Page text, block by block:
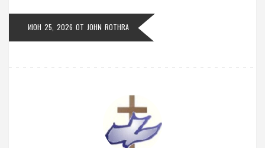
ИЮН 25, 2026 ОТ JOHN ROTHRA